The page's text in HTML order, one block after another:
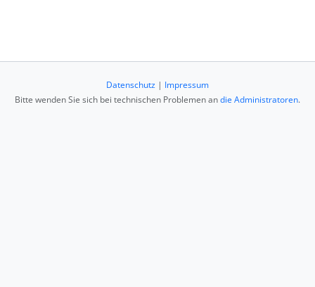
Datenschutz | Impressum
Bitte wenden Sie sich bei technischen Problemen andie Administratoren.